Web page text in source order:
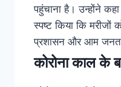
पहुंचाना है। उन्होंने
स्पष्ट किया कि
प्रशासन और आम जनता
कोरोना काल के